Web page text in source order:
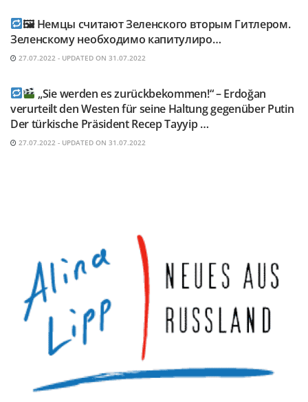
🖼 Немцы считают Зеленского вторым Гитлером.
Зеленскому необходимо капитулиро…
27.07.2022 - UPDATED ON 31.07.2022
„Sie werden es zurückbekommen!“ – Erdoğan
verurteilt den Westen für seine Haltung gegenüber Putin
Der türkische Präsident Recep Tayyip …
27.07.2022 - UPDATED ON 31.07.2022